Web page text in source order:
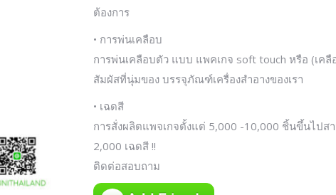
ต้องการ
• การพ่นเคลือบ
การพ่นเคลือบตัว แบบ แพคเกจ soft touch หรือ (เคลื
สัมผัสที่นุ่มของ บรรจุภัณฑ์เครื่องสำอางของเรา
• เฉดสี
การสั่งผลิตแพจเกจตั้งแต่ 5,000 -10,000 ชิ้นขึ้นไปส
2,000 เฉดสี !!
ติดต่อสอบถาม